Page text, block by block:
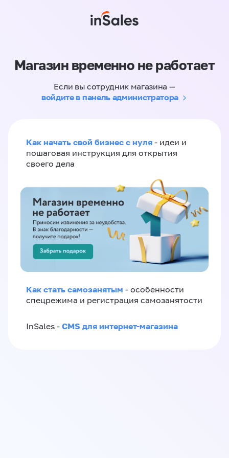
Магазин временно не работает
Если вы сотрудник магазина —
войдите в панель администратора
Как начать свой бизнес с нуля - идеи и
пошаговая инструкция для открытия
своего дела
Как стать самозанятым - особенности
спецрежима и регистрация самозанятости
InSales - CMS для интернет-магазина